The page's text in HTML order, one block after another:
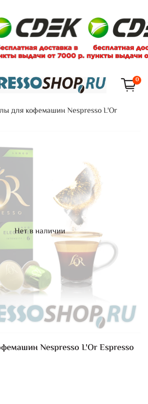
0
для кофемашин Nespresso L'Or
Нет в наличии
Nespresso L'Or Espresso